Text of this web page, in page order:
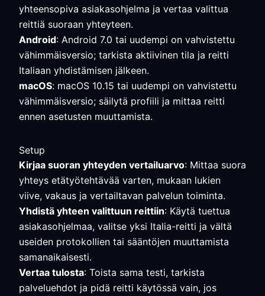
yhteensopiva asiakasohjelma ja vertaa valittua
reittiä suoraan yhteyteen.
Android: Android 7.0 tai uudempi on vahvistettu
vähimmäisversio; tarkista aktiivinen tila ja reitti
Italiaan yhdistämisen jälkeen.
macOS: macOS 10.15 tai uudempi on vahvistettu
vähimmäisversio; säilytä profiili ja mittaa reitti
ennen asetusten muuttamista.
Setup
Kirjaa suoran yhteyden vertailuarvo: Mittaa suora
yhteys etätyötehtävää varten, mukaan lukien
viive, vakaus ja vertailtavan palvelun toiminta.
Yhdistä yhteen valittuun reittiin: Käytä tuettua
asiakasohjelmaa, valitse yksi Italia-reitti ja vältä
useiden protokollien tai sääntöjen muuttamista
samanaikaisesti.
Vertaa tulosta: Toista sama testi, tarkista
palveluehdot ja pidä reitti käytössä vain, jos